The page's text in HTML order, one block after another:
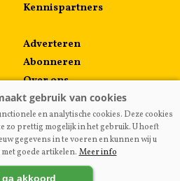
Kennispartners
Adverteren
Abonneren
Over ons
Contact
DISCLAIMER
en analytische cookies. Deze cookies
zo prettig mogelijk in het gebruik. U hoeft
gegevens in te voeren en kunnen wij u
goede artikelen. Meer info
ga akkoord